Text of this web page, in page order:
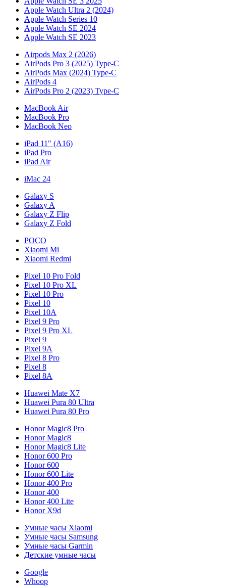
Apple Watch Ultra 2 (2024)
Apple Watch Series 10
Apple Watch SE 2024
Apple Watch SE 2023
Airpods Max 2 (2026)
AirPods Pro 3 (2025) Type-C
AirPods Max (2024) Type-C
AirPods 4
AirPods Pro 2 (2023) Type-C
MacBook Air
MacBook Pro
MacBook Neo
iPad 11" (A16)
iPad Pro
iPad Air
iMac 24
Galaxy S
Galaxy A
Galaxy Z Flip
Galaxy Z Fold
POCO
Xiaomi Mi
Xiaomi Redmi
Pixel 10 Pro Fold
Pixel 10 Pro XL
Pixel 10 Pro
Pixel 10
Pixel 10A
Pixel 9 Pro
Pixel 9 Pro XL
Pixel 9
Pixel 9A
Pixel 8 Pro
Pixel 8
Pixel 8A
Huawei Mate X7
Huawei Pura 80 Ultra
Huawei Pura 80 Pro
Honor Magic8 Pro
Honor Magic8
Honor Magic8 Lite
Honor 600 Pro
Honor 600
Honor 600 Lite
Honor 400 Pro
Honor 400
Honor 400 Lite
Honor X9d
Умные часы Xiaomi
Умные часы Samsung
Умные часы Garmin
Детские умные часы
Google
Whoop